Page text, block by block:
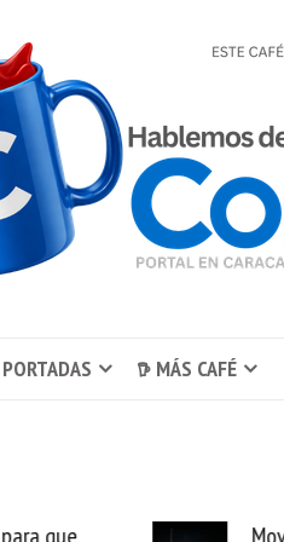
𖠚 MÁS CAFÉ